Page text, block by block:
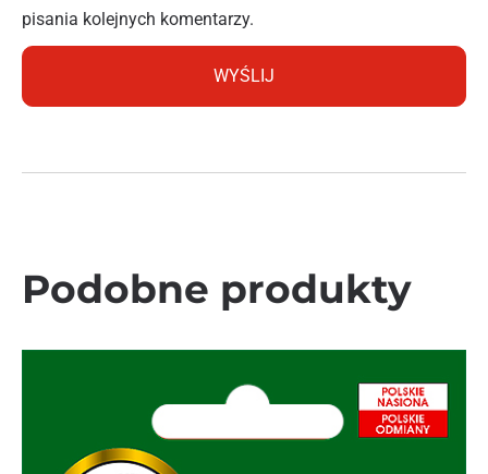
pisania kolejnych komentarzy.
Podobne produkty